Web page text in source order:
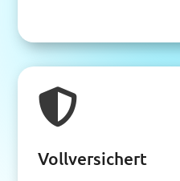

Vollversichert